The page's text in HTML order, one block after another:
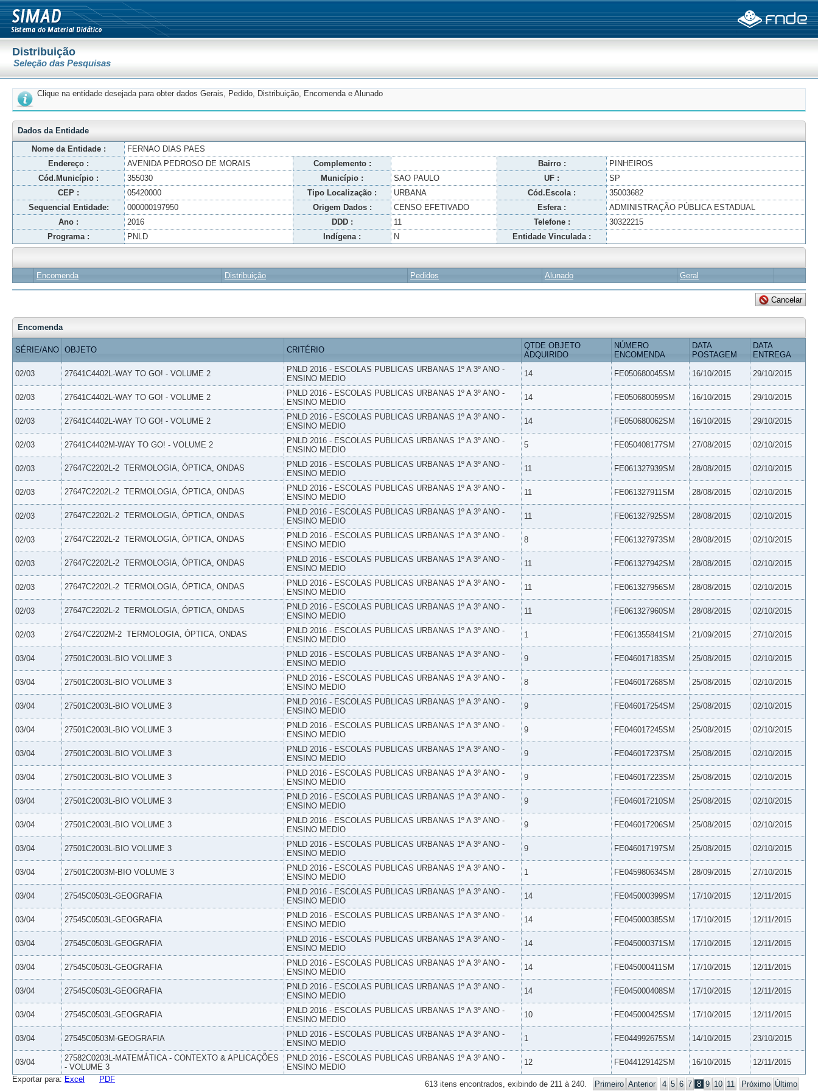
Distribuição
Seleção das Pesquisas
Clique na entidade desejada para obter dados Gerais, Pedido, Distribuição, Encomenda e Alunado
Dados da Entidade
Nome da Entidade :
FERNAO DIAS PAES
Endereço :
AVENIDA PEDROSO DE MORAIS Complemento : Bairro :
PINHEIROS
Cód.Município :
355030 Município : SAO PAULO UF :
SP
CEP :
05420000 Tipo Localização : URBANA Cód.Escola :
35003682
Sequencial Entidade:
000000197950 Origem Dados : CENSO EFETIVADO Esfera :
ADMINISTRAÇÃO PÚBLICA ESTADUAL
Ano :
2016 DDD : 11 Telefone :
30322215
Programa :
PNLD Indígena : N Entidade Vinculada :
Encomenda Distribuição Pedidos Alunado Geral
Encomenda
SÉRIE/ANO OBJETO CRITÉRIO
QTDE OBJETO
ADQUIRIDO
NÚMERO
ENCOMENDA
DATA
POSTAGEM
DATA
ENTREGA
02/03 27641C4402L-WAY TO GO! - VOLUME 2
PNLD 2016 - ESCOLAS PUBLICAS URBANAS 1º A 3º ANO -
ENSINO MEDIO
14 FE050680045SM 16/10/2015 29/10/2015
02/03 27641C4402L-WAY TO GO! - VOLUME 2
PNLD 2016 - ESCOLAS PUBLICAS URBANAS 1º A 3º ANO -
ENSINO MEDIO
14 FE050680059SM 16/10/2015 29/10/2015
02/03 27641C4402L-WAY TO GO! - VOLUME 2
PNLD 2016 - ESCOLAS PUBLICAS URBANAS 1º A 3º ANO -
ENSINO MEDIO
14 FE050680062SM 16/10/2015 29/10/2015
02/03 27641C4402M-WAY TO GO! - VOLUME 2
PNLD 2016 - ESCOLAS PUBLICAS URBANAS 1º A 3º ANO -
ENSINO MEDIO
5 FE050408177SM 27/08/2015 02/10/2015
02/03 27647C2202L-2  TERMOLOGIA, ÓPTICA, ONDAS
PNLD 2016 - ESCOLAS PUBLICAS URBANAS 1º A 3º ANO -
ENSINO MEDIO
11 FE061327939SM 28/08/2015 02/10/2015
02/03 27647C2202L-2  TERMOLOGIA, ÓPTICA, ONDAS
PNLD 2016 - ESCOLAS PUBLICAS URBANAS 1º A 3º ANO -
ENSINO MEDIO
11 FE061327911SM 28/08/2015 02/10/2015
02/03 27647C2202L-2  TERMOLOGIA, ÓPTICA, ONDAS
PNLD 2016 - ESCOLAS PUBLICAS URBANAS 1º A 3º ANO -
ENSINO MEDIO
11 FE061327925SM 28/08/2015 02/10/2015
02/03 27647C2202L-2  TERMOLOGIA, ÓPTICA, ONDAS
PNLD 2016 - ESCOLAS PUBLICAS URBANAS 1º A 3º ANO -
ENSINO MEDIO
8 FE061327973SM 28/08/2015 02/10/2015
02/03 27647C2202L-2  TERMOLOGIA, ÓPTICA, ONDAS
PNLD 2016 - ESCOLAS PUBLICAS URBANAS 1º A 3º ANO -
ENSINO MEDIO
11 FE061327942SM 28/08/2015 02/10/2015
02/03 27647C2202L-2  TERMOLOGIA, ÓPTICA, ONDAS
PNLD 2016 - ESCOLAS PUBLICAS URBANAS 1º A 3º ANO -
ENSINO MEDIO
11 FE061327956SM 28/08/2015 02/10/2015
02/03 27647C2202L-2  TERMOLOGIA, ÓPTICA, ONDAS
PNLD 2016 - ESCOLAS PUBLICAS URBANAS 1º A 3º ANO -
ENSINO MEDIO
11 FE061327960SM 28/08/2015 02/10/2015
02/03 27647C2202M-2  TERMOLOGIA, ÓPTICA, ONDAS
PNLD 2016 - ESCOLAS PUBLICAS URBANAS 1º A 3º ANO -
ENSINO MEDIO
1 FE061355841SM 21/09/2015 27/10/2015
03/04 27501C2003L-BIO VOLUME 3
PNLD 2016 - ESCOLAS PUBLICAS URBANAS 1º A 3º ANO -
ENSINO MEDIO
9 FE046017183SM 25/08/2015 02/10/2015
03/04 27501C2003L-BIO VOLUME 3
PNLD 2016 - ESCOLAS PUBLICAS URBANAS 1º A 3º ANO -
ENSINO MEDIO
8 FE046017268SM 25/08/2015 02/10/2015
03/04 27501C2003L-BIO VOLUME 3
PNLD 2016 - ESCOLAS PUBLICAS URBANAS 1º A 3º ANO -
ENSINO MEDIO
9 FE046017254SM 25/08/2015 02/10/2015
03/04 27501C2003L-BIO VOLUME 3
PNLD 2016 - ESCOLAS PUBLICAS URBANAS 1º A 3º ANO -
ENSINO MEDIO
9 FE046017245SM 25/08/2015 02/10/2015
03/04 27501C2003L-BIO VOLUME 3
PNLD 2016 - ESCOLAS PUBLICAS URBANAS 1º A 3º ANO -
ENSINO MEDIO
9 FE046017237SM 25/08/2015 02/10/2015
03/04 27501C2003L-BIO VOLUME 3
PNLD 2016 - ESCOLAS PUBLICAS URBANAS 1º A 3º ANO -
ENSINO MEDIO
9 FE046017223SM 25/08/2015 02/10/2015
03/04 27501C2003L-BIO VOLUME 3
PNLD 2016 - ESCOLAS PUBLICAS URBANAS 1º A 3º ANO -
ENSINO MEDIO
9 FE046017210SM 25/08/2015 02/10/2015
03/04 27501C2003L-BIO VOLUME 3
PNLD 2016 - ESCOLAS PUBLICAS URBANAS 1º A 3º ANO -
ENSINO MEDIO
9 FE046017206SM 25/08/2015 02/10/2015
03/04 27501C2003L-BIO VOLUME 3
PNLD 2016 - ESCOLAS PUBLICAS URBANAS 1º A 3º ANO -
ENSINO MEDIO
9 FE046017197SM 25/08/2015 02/10/2015
03/04 27501C2003M-BIO VOLUME 3
PNLD 2016 - ESCOLAS PUBLICAS URBANAS 1º A 3º ANO -
ENSINO MEDIO
1 FE045980634SM 28/09/2015 27/10/2015
03/04 27545C0503L-GEOGRAFIA
PNLD 2016 - ESCOLAS PUBLICAS URBANAS 1º A 3º ANO -
ENSINO MEDIO
14 FE045000399SM 17/10/2015 12/11/2015
03/04 27545C0503L-GEOGRAFIA
PNLD 2016 - ESCOLAS PUBLICAS URBANAS 1º A 3º ANO -
ENSINO MEDIO
14 FE045000385SM 17/10/2015 12/11/2015
03/04 27545C0503L-GEOGRAFIA
PNLD 2016 - ESCOLAS PUBLICAS URBANAS 1º A 3º ANO -
ENSINO MEDIO
14 FE045000371SM 17/10/2015 12/11/2015
03/04 27545C0503L-GEOGRAFIA
PNLD 2016 - ESCOLAS PUBLICAS URBANAS 1º A 3º ANO -
ENSINO MEDIO
14 FE045000411SM 17/10/2015 12/11/2015
03/04 27545C0503L-GEOGRAFIA
PNLD 2016 - ESCOLAS PUBLICAS URBANAS 1º A 3º ANO -
ENSINO MEDIO
14 FE045000408SM 17/10/2015 12/11/2015
03/04 27545C0503L-GEOGRAFIA
PNLD 2016 - ESCOLAS PUBLICAS URBANAS 1º A 3º ANO -
ENSINO MEDIO
10 FE045000425SM 17/10/2015 12/11/2015
03/04 27545C0503M-GEOGRAFIA
PNLD 2016 - ESCOLAS PUBLICAS URBANAS 1º A 3º ANO -
ENSINO MEDIO
1 FE044992675SM 14/10/2015 23/10/2015
03/04
27582C0203L-MATEMÁTICA - CONTEXTO & APLICAÇÕES
- VOLUME 3
PNLD 2016 - ESCOLAS PUBLICAS URBANAS 1º A 3º ANO -
ENSINO MEDIO
12 FE044129142SM 16/10/2015 12/11/2015
613 itens encontrados, exibindo de 211 à 240. Primeiro Anterior 4 5 6 7 8 9 10 11 Próximo Último
Exportar para: Excel PDF